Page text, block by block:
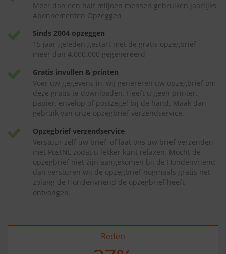
Meer dan een half miljoen mensen gebruiken jaarlijks
Abonnementen Opzeggen
Sinds 2004 opzeggen
15 jaar geleden gestart met de gratis opzegbrief -
meer dan 4.000.000 gegenereerd
Gratis invullen & printen
Voer uw gegevens in, wij genereren uw opzegbrief om
deze gratis te downloaden. Heeft u geen printer,
papier, envelop of postzegel bij de hand. Maak dan
gebruik van onze opzegbrief verzendservice.
Opzegbrief verzendservice
Verstuur zelf uw brief, of laat ons uw brief verzenden
met PostNL zodat u lekker kunt relaxen. Mocht de
opzegbrief niet zijn aangekomen bij de Hondenvriend,
dan versturen wij de opzegbrief nogmaals gratis net
zolang de Hondenvriend de opzegbrief heeft
ontvangen.
Reden